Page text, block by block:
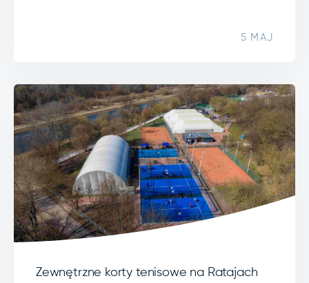
5 MAJ
Zewnętrzne korty tenisowe na Ratajach